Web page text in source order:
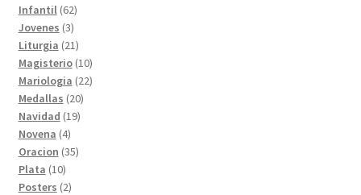
productos
Infantil 6262
productos
Jovenes 33
productos
Liturgia 2121
productos
Magisterio 1010
productos
Mariologia 2222
Medallas 2020
productos
Navidad 1919
Novena 44
productos
Oracion 3535
Plata 1010
productos
Posters 22